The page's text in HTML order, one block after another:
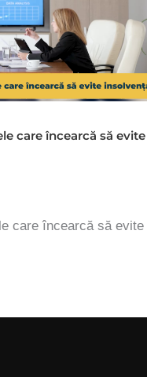
care încearcă să evite
care încearcă să evite